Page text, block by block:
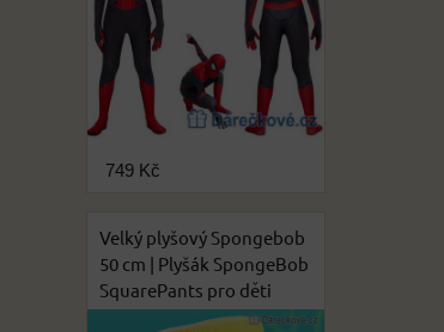
749 Kč
Velký plyšový Spongebob
50 cm | Plyšák SpongeBob
SquarePants pro děti